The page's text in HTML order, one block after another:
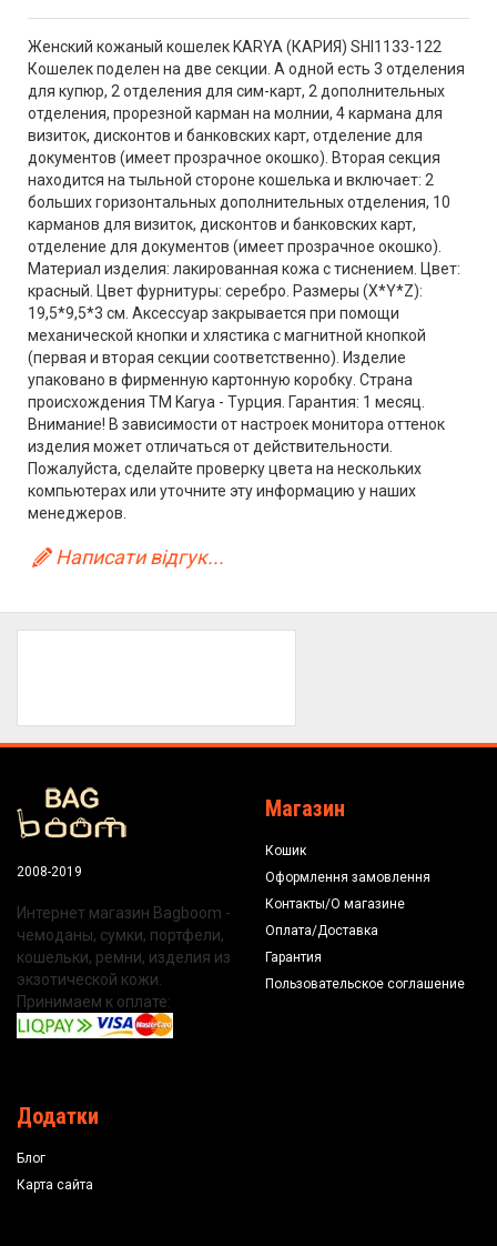
Женский кожаный кошелек KARYA (КАРИЯ) SHI1133-122
Кошелек поделен на две секции. А одной есть 3 отделения
для купюр, 2 отделения для сим-карт, 2 дополнительных
отделения, прорезной карман на молнии, 4 кармана для
визиток, дисконтов и банковских карт, отделение для
документов (имеет прозрачное окошко). Вторая секция
находится на тыльной стороне кошелька и включает: 2
больших горизонтальных дополнительных отделения, 10
карманов для визиток, дисконтов и банковских карт,
отделение для документов (имеет прозрачное окошко).
Материал изделия: лакированная кожа с тиснением. Цвет:
красный. Цвет фурнитуры: серебро. Размеры (X*Y*Z):
19,5*9,5*3 см. Аксессуар закрывается при помощи
механической кнопки и хлястика с магнитной кнопкой
(первая и вторая секции соответственно). Изделие
упаковано в фирменную картонную коробку. Страна
происхождения TM Karya - Турция. Гарантия: 1 месяц.
Внимание! В зависимости от настроек монитора оттенок
изделия может отличаться от действительности.
Пожалуйста, сделайте проверку цвета на нескольких
компьютерах или уточните эту информацию у наших
менеджеров.
Написати відгук...
2008-2019
Интернет магазин Bagboom -
чемоданы, сумки, портфели,
кошельки, ремни, изделия из
экзотической кожи.
Принимаем к оплате:
Магазин
Кошик
Оформлення замовлення
Контакты/О магазине
Оплата/Доставка
Гарантия
Пользовательское соглашение
Додатки
Блог
Карта сайта